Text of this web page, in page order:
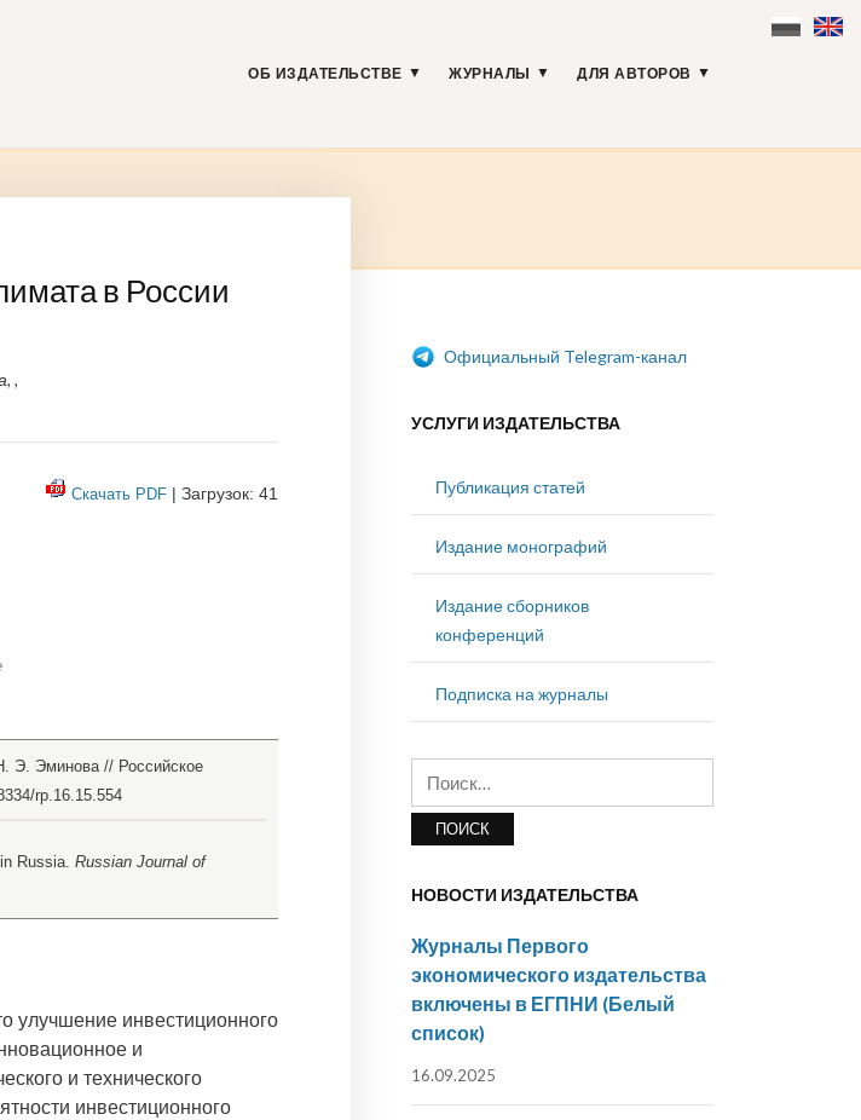
ОБ ИЗДАТЕЛЬСТВЕ ЖУРНАЛЫ ДЛЯ АВТОРОВ
в России
,
Скачать PDF | Загрузок: 41
Э. Эминова // Российское
rp.16.15.554
Russia. Russian Journal of
улучшение инвестиционного
и
и технического
инвестиционного
Официальный Telegram-канал
УСЛУГИ ИЗДАТЕЛЬСТВА
Публикация статей
Издание монографий
Издание сборников
конференций
Подписка на журналы
НОВОСТИ ИЗДАТЕЛЬСТВА
Журналы Первого
экономического издательства
включены в ЕГПНИ (Белый
список)
16.09.2025